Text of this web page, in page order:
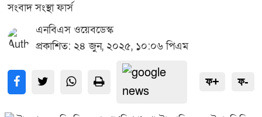
সংবাদ সংস্থা ফার্স
এনবিএস ওয়েবডেস্ক
প্রকাশিত: ২৪ জুন, ২০২৫, ১০:০৬ পিএম
ফ+ ফ-